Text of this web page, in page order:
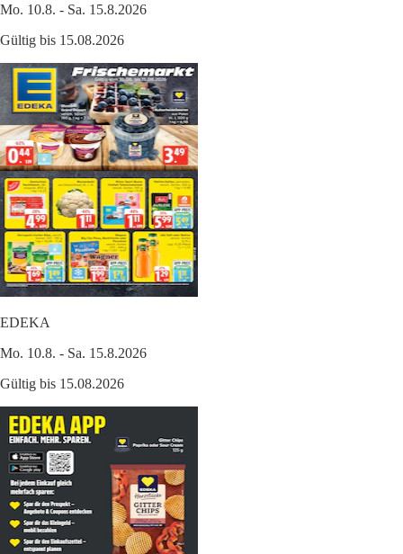
Mo. 10.8. - Sa. 15.8.2026
Gültig bis 15.08.2026
EDEKA
Mo. 10.8. - Sa. 15.8.2026
Gültig bis 15.08.2026